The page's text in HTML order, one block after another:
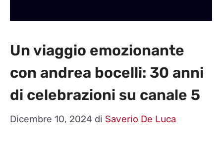
Un viaggio emozionante
con andrea bocelli: 30 anni
di celebrazioni su canale 5
Dicembre 10, 2024 di Saverio De Luca